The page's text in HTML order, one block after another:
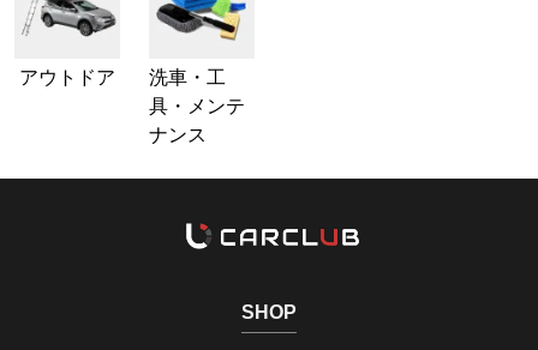
アウトドア
洗車・工
具・メンテ
ナンス
SHOP